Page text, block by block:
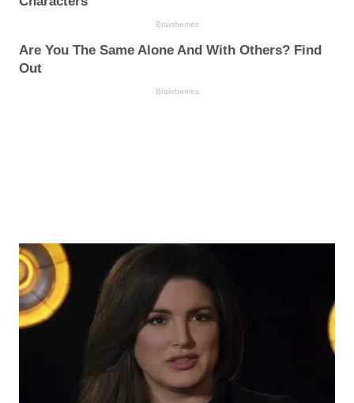
Brainberries
Are You The Same Alone And With Others? Find
Out
Brainberries